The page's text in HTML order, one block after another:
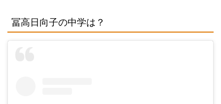
冨高日向子の中学は？